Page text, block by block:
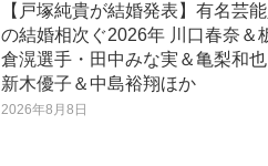
【戸塚純貴が結婚発表】有名芸
の結婚相次ぐ2026年 川口春奈＆
倉滉選手・田中みな実＆亀梨和
新木優子＆中島裕翔ほか
2026年8月8日